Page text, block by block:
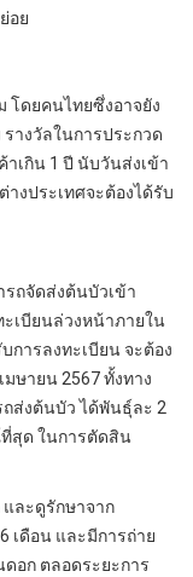
อย
โดยคนไทยซึ่งอาจยัง
างวัลในการประกวด
าเกิน 1 ปี นับวันส่งเข้า
งประเทศจะต้องได้รับ
ถจัดส่งต้นบัวเข้า
ะเบียนล่วงหน้าภายใน
การลงทะเบียน จะต้อง
ษายน 2567 ทั้งทาง
ส่งต้นบัว ได้พันธ์ุละ 2
สุด ในการตัดสิน
ละดูรักษาจาก
เดือน และมีการถ่าย
อก ตลอดระยะการ